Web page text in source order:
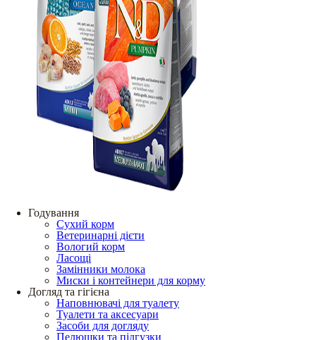
Годування
Сухий корм
Ветеринарні дієти
Вологий корм
Ласощі
Замінники молока
Миски і контейнери для корму
Догляд та гігієна
Наповнювачі для туалету
Туалети та аксесуари
Засоби для догляду
Пелюшки та підгузки